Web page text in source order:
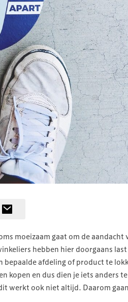
moeizaam gaat om de
hebben hier doorgaans
bepaalde afdeling of product te
kopen en dus dien je iets anders
werkt ook niet altijd. Daarom